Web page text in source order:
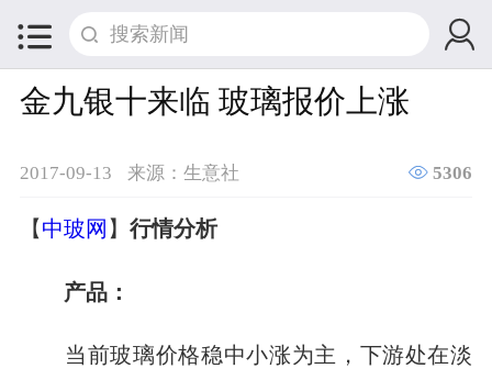
 
金九银十来临 玻璃报价上涨
2017-09-13 来源：生意社  5306
【 中玻网 】 行情分析
产品：
当前玻璃价格稳中小涨为主，下游处在淡